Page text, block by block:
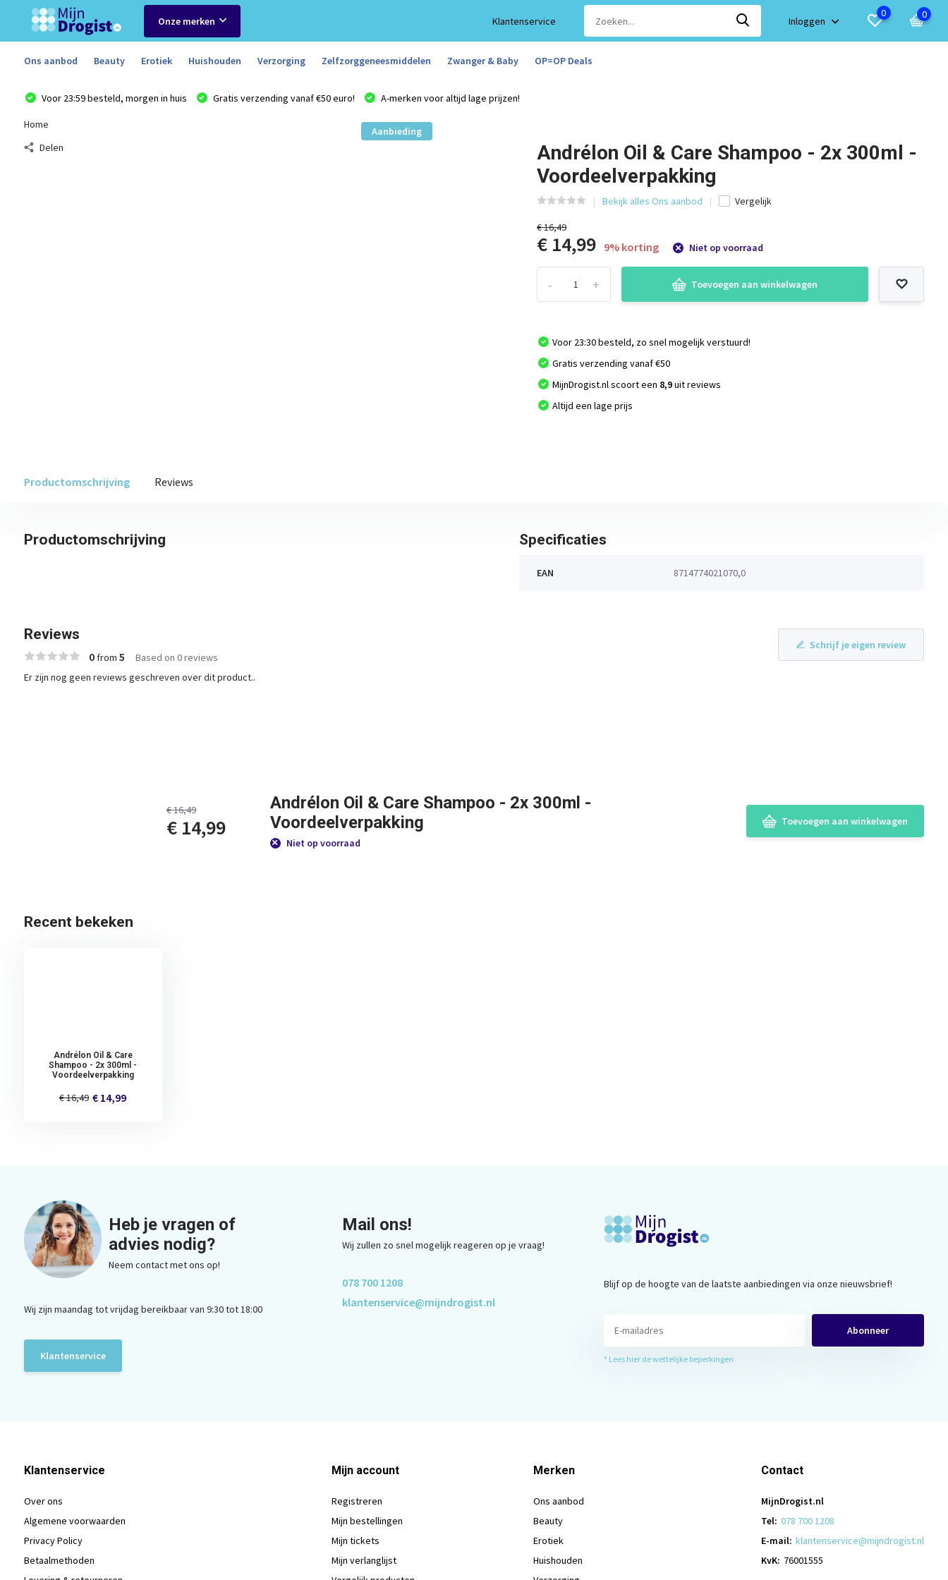
Onze merken Klantenservice Inloggen
0 0
Ons aanbod Beauty Erotiek Huishouden Verzorging Zelfzorggeneesmiddelen Zwanger & Baby OP=OP Deals
Voor 23:59 besteld, morgen in huis Gratis verzending vanaf €50 euro! A-merken voor altijd lage prijzen!
Home
Aanbieding
Delen
Andrélon Oil & Care Shampoo - 2x 300ml -
Voordeelverpakking
Bekijk alles Ons aanbod Vergelijk
€ 16,49
€ 14,99 9% korting Niet op voorraad
+
- Toevoegen aan winkelwagen
Voor 23:30 besteld, zo snel mogelijk verstuurd!
Gratis verzending vanaf €50
MijnDrogist.nl scoort een 8,9uit reviews
Altijd een lage prijs
Productomschrijving Reviews
Productomschrijving Specificaties
EAN 8714774021070,0
Reviews
0from 5 Based on 0 reviews
Schrijf je eigen review
Er zijn nog geen reviews geschreven over dit product..
€ 16,49
€ 14,99
Andrélon Oil & Care Shampoo - 2x 300ml -
Voordeelverpakking
Niet op voorraad
Toevoegen aan winkelwagen
Recent bekeken
Andrélon Oil & Care
Shampoo - 2x 300ml -
Voordeelverpakking
€ 16,49 € 14,99
Heb je vragen of
advies nodig?
Neem contact met ons op!
Wij zijn maandag tot vrijdag bereikbaar van 9:30 tot 18:00
Klantenservice
Mail ons!
Wij zullen zo snel mogelijk reageren op je vraag!
078 700 1208
klantenservice@mijndrogist.nl
Blijf op de hoogte van de laatste aanbiedingen via onze nieuwsbrief!
Abonneer
* Lees hier de wettelijke beperkingen
Klantenservice
Over ons
Algemene voorwaarden
Privacy Policy
Betaalmethoden
Mijn account
Registreren
Mijn bestellingen
Mijn tickets
Mijn verlanglijst
Merken
Ons aanbod
Beauty
Erotiek
Huishouden
Contact
MijnDrogist.nl
Tel: 078 700 1208
E-mail: klantenservice@mijndrogist.nl
KvK: 76001555